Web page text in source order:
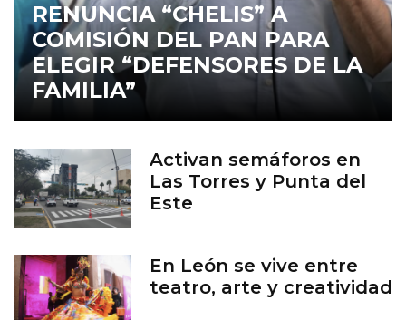
RENUNCIA “CHELIS” A
COMISIÓN DEL PAN PARA
ELEGIR “DEFENSORES DE LA
FAMILIA”
Activan semáforos en
Las Torres y Punta del
Este
En León se vive entre
teatro, arte y creatividad